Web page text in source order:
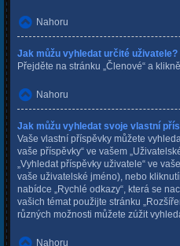
Nahoru
Jak můžu vyhledat určité uživatele?
Přejděte na stránku „Členové“ a
Nahoru
Jak můžu vyhledat svoje vlastní
Vaše vlastní příspěvky můžete
vaše příspěvky“ ve vašem
„Vyhledat příspěvky uživatele“ ve
vaše uživatelské jméno), nebo
nabídce „Rychlé odkazy“, která se
vašich témat použijte stránku
různých možnosti můžete zúžit
Nahoru